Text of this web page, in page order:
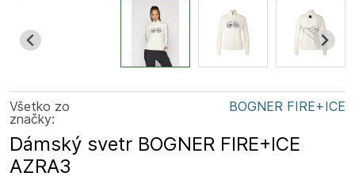
Všetko zo
značky:
BOGNER FIRE+ICE
Dámský svetr BOGNER FIRE+ICE
AZRA3